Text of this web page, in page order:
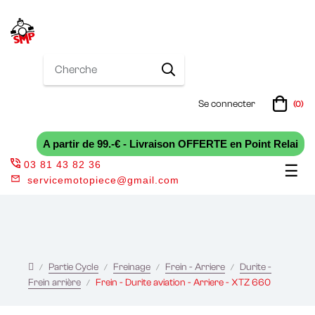
Se connecter (0)
A partir de 99.-€ - Livraison OFFERTE en Point Relai
☰
03 81 43 82 36
servicemotopiece@gmail.com
Partie Cycle Freinage Frein - Arriere
Durite -
Frein arrière
Frein - Durite aviation - Arriere - XTZ 660